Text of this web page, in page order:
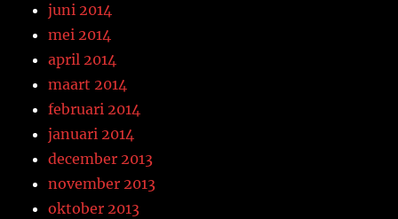
juni 2014
mei 2014
april 2014
maart 2014
februari 2014
januari 2014
december 2013
november 2013
oktober 2013